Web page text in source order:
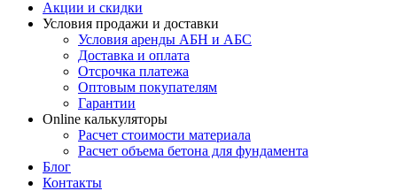
Акции и скидки
Условия продажи и доставки
Условия аренды АБН и АБС
Доставка и оплата
Отсрочка платежа
Оптовым покупателям
Гарантии
Online калькуляторы
Расчет стоимости материала
Расчет объема бетона для фундамента
Блог
Контакты